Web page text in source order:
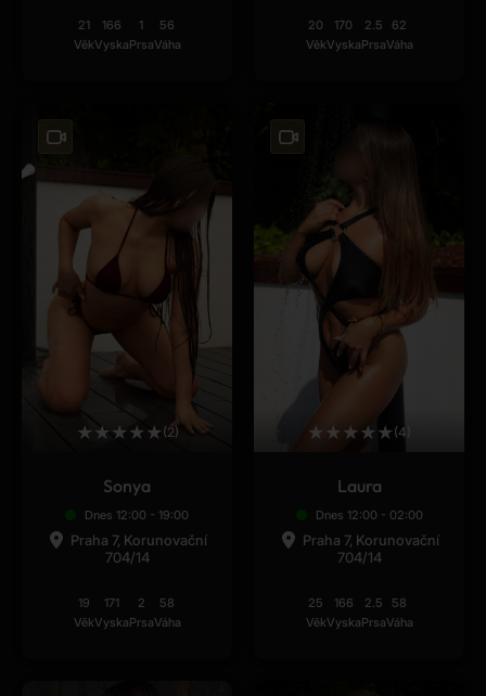
21
Věk
166
Vyska
1
Prsa
56
Váha
20
Věk
170
Vyska
2.5
Prsa
62
Váha
★ ★★ ★ ★(2)
Sonya
Dnes 12:00 - 19:00
Praha 7, Korunovační
704/14
19
Věk
171
Vyska
2
Prsa
58
Váha
★ ★ ★ ★ ★ (4)
Laura
Dnes 12:00 - 02:00
Praha 7, Korunovační
704/14
25
Věk
166
Vyska
2.5
Prsa
58
Váha